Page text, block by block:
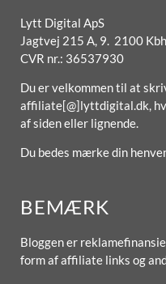
Lytt Digital ApS
Jagtvej 215 A, 9. 2100
CVR nr.: 36537930
Du er velkommen til at
affiliate[@]lyttdigital.dk,
af siden eller lignende.
Du bedes mærke din
BEMÆRK
Bloggen er
form af affiliate links og